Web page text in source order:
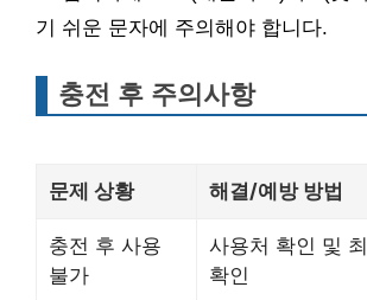
기 쉬운 문자에 주의해야 합니다.
충전 후 주의사항
문제 상황 해결/예방 방법
충전 후 사용
불가
사용처 확인 및
확인